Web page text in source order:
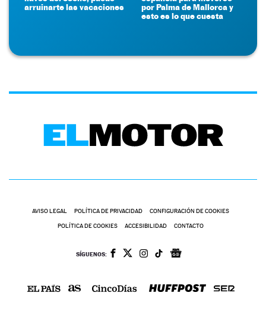
arruinarte las vacaciones
por Palma de Mallorca y
esto es lo que cuesta
AVISO LEGAL POLÍTICA DE PRIVACIDAD CONFIGURACIÓN DE COOKIES
POLÍTICA DE COOKIES ACCESIBILIDAD CONTACTO
SÍGUENOS: